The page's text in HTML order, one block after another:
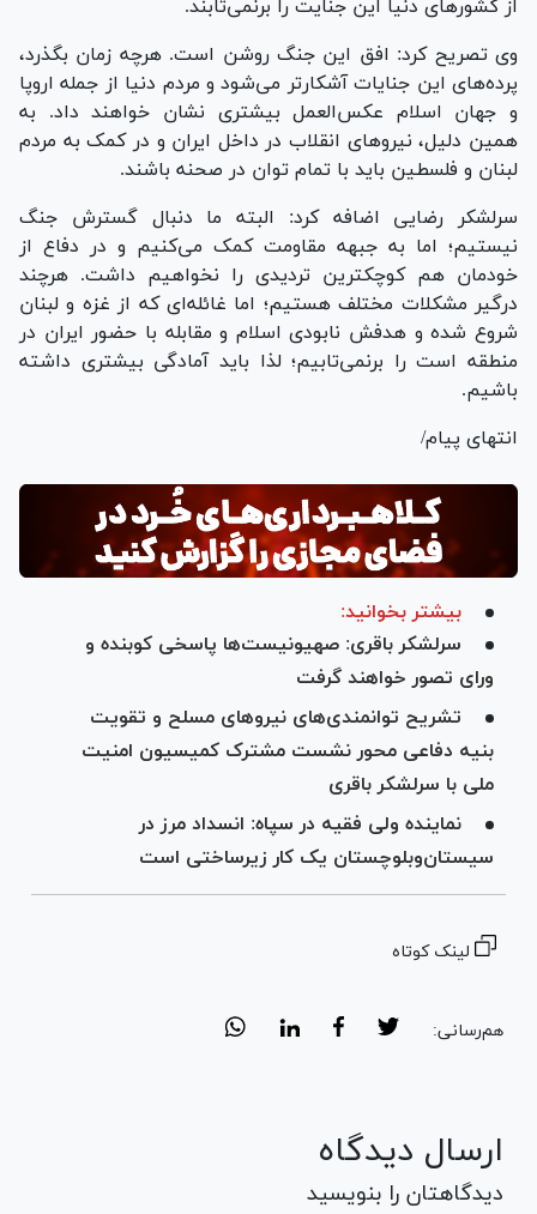
از کشور‌های دنیا این جنایت را برنمی‌تابند.
وی تصریح کرد: افق این جنگ روشن است. هرچه زمان بگذرد،
پرده‌های این جنایات آشکارتر می‌شود و مردم دنیا از جمله اروپا
و جهان اسلام عکس‌العمل بیشتری نشان خواهند داد. به
همین دلیل، نیرو‌های انقلاب در داخل ایران و در کمک به مردم
لبنان و فلسطین باید با تمام توان در صحنه باشند.
سرلشکر رضایی اضافه کرد: البته ما دنبال گسترش جنگ
نیستیم؛ اما به جبهه مقاومت کمک می‌کنیم و در دفاع از
خودمان هم کوچکترین تردیدی را نخواهیم داشت. هرچند
درگیر مشکلات مختلف هستیم؛ اما غائله‌ای که از غزه و لبنان
شروع شده و هدفش نابودی اسلام و مقابله با حضور ایران در
منطقه است را برنمی‌تابیم؛ لذا باید آمادگی بیشتری داشته
باشیم.
انتهای پیام/
بیشتر بخوانید:
سرلشکر باقری: صهیونیست‌ها پاسخی کوبنده و
ورای تصور خواهند گرفت
تشریح توانمندی‌های نیرو‌های مسلح و تقویت
بنیه دفاعی محور نشست مشترک کمیسیون امنیت
ملی با سرلشکر باقری
نماینده ولی فقیه در سپاه: انسداد مرز در
سیستان‌و‌بلوچستان یک کار زیرساختی است
لینک کوتاه
هم‌رسانی:
ارسال دیدگاه
دیدگاهتان را بنویسید